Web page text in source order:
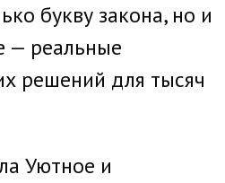
букву закона, но и
— реальные
решений для тысяч
Уютное и